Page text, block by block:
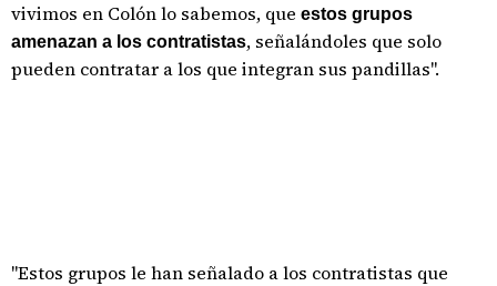
vivimos en Colón lo sabemos, que estos grupos
amenazan a los contratistas, señalándoles que solo
pueden contratar a los que integran sus pandillas".
"Estos grupos le han señalado a los contratistas que